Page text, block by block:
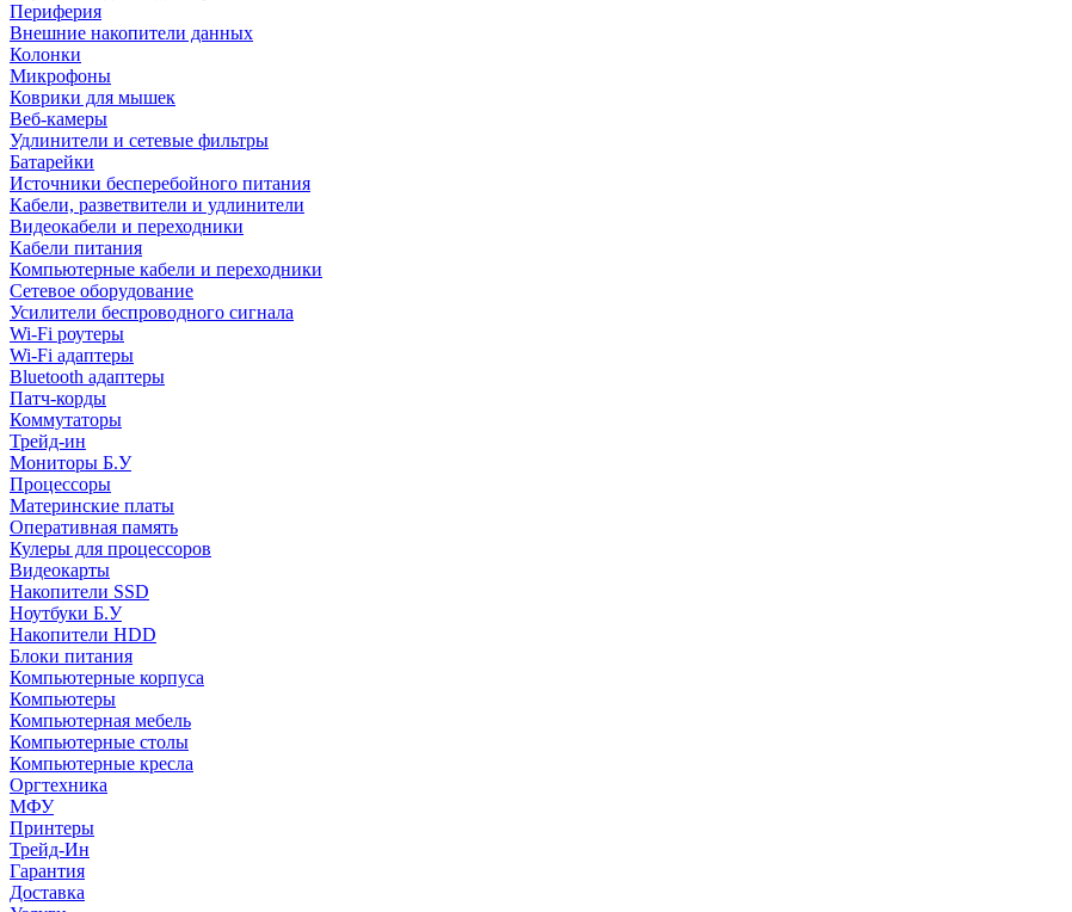
Периферия
Внешние накопители данных
Колонки
Микрофоны
Коврики для мышек
Веб-камеры
Удлинители и сетевые фильтры
Батарейки
Источники бесперебойного питания
Кабели, разветвители и удлинители
Видеокабели и переходники
Кабели питания
Компьютерные кабели и переходники
Сетевое оборудование
Усилители беспроводного сигнала
Wi-Fi роутеры
Wi-Fi адаптеры
Bluetooth адаптеры
Патч-корды
Коммутаторы
Трейд-ин
Мониторы Б.У
Процессоры
Материнские платы
Оперативная память
Кулеры для процессоров
Видеокарты
Накопители SSD
Ноутбуки Б.У
Накопители HDD
Блоки питания
Компьютерные корпуса
Компьютеры
Компьютерная мебель
Компьютерные столы
Компьютерные кресла
Оргтехника
МФУ
Принтеры
Трейд-Ин
Гарантия
Доставка